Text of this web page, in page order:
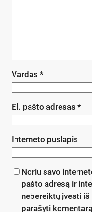
Vardas *
El. pašto adresas *
Interneto puslapis
Noriu savo
pašto adresą ir
nebereiktų įvesti
parašyti